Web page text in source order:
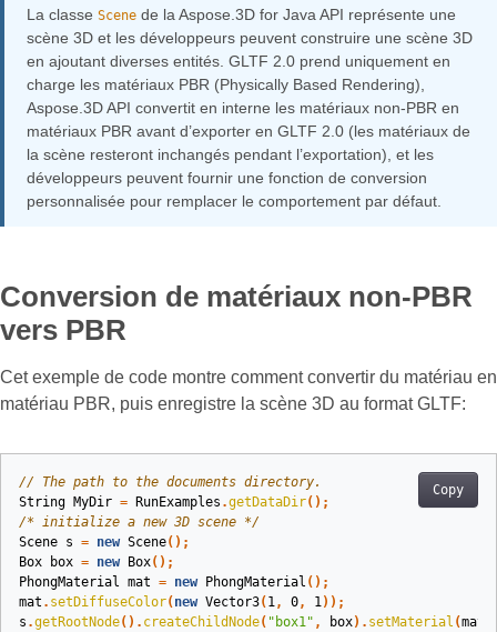
La classe Scene de la Aspose.3D for Java API représente une
scène 3D et les développeurs peuvent construire une scène 3D
en ajoutant diverses entités. GLTF 2.0 prend uniquement en
charge les matériaux PBR (Physically Based Rendering),
Aspose.3D API convertit en interne les matériaux non-PBR en
matériaux PBR avant d’exporter en GLTF 2.0 (les matériaux de
la scène resteront inchangés pendant l’exportation), et les
développeurs peuvent fournir une fonction de conversion
personnalisée pour remplacer le comportement par défaut.
Conversion de matériaux non-PBR
vers PBR
Cet exemple de code montre comment convertir du matériau en
matériau PBR, puis enregistre la scène 3D au format GLTF:
Copy
// The path to the documents directory.
String MyDir = RunExamples .getDataDir();
/* initialize a new 3D scene */
Scene s = new Scene();
Box
box = new Box();
PhongMaterial
mat = new PhongMaterial ();
mat . setDiffuseColor(new Vector3(1 , 0, 1 ));
s .getRootNode(). createChildNode( "box1" , box). setMaterial (mat